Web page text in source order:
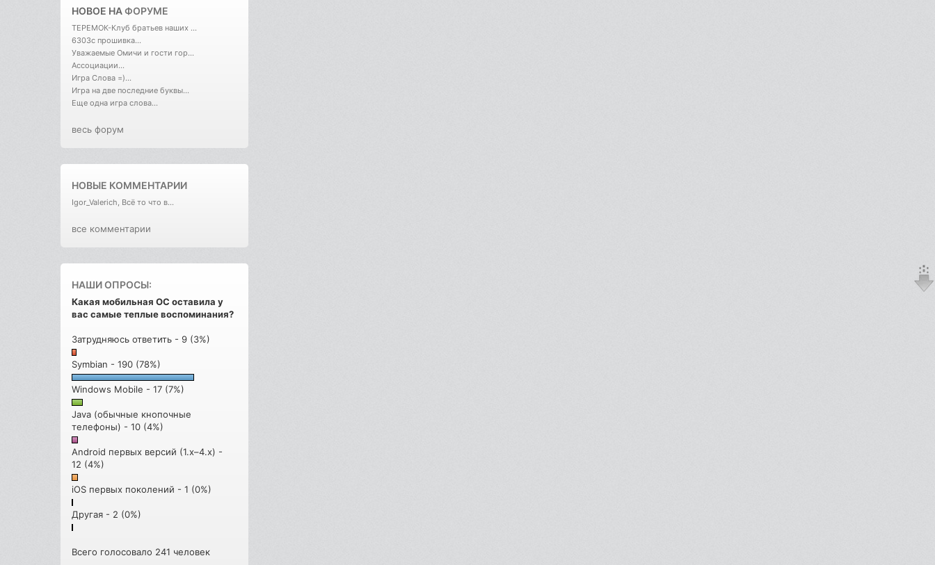
НОВОЕ НАФОРУМЕ
ТЕРЕМОК-Клуб братьев наших ...
6303с прошивка...
Уважаемые Омичи и гости гор...
Ассоциации...
Игра Слова =)...
Игра на две последние буквы...
Еще одна игра слова...
весь форум
НОВЫЕ КОММЕНТАРИИ
Igor_Valerich, Всё то что в...
все комментарии
НАШИ ОПРОСЫ:
Какая мобильная ОС оставила у
вас самые теплые воспоминания?
Затрудняюсь ответить - 9 (3%)
Symbian - 190 (78%)
Windows Mobile - 17 (7%)
Java (обычные кнопочные
телефоны) - 10 (4%)
Android первых версий (1.x–4.x) -
12 (4%)
iOS первых поколений - 1 (0%)
Другая - 2 (0%)
Всего голосовало 241 человек